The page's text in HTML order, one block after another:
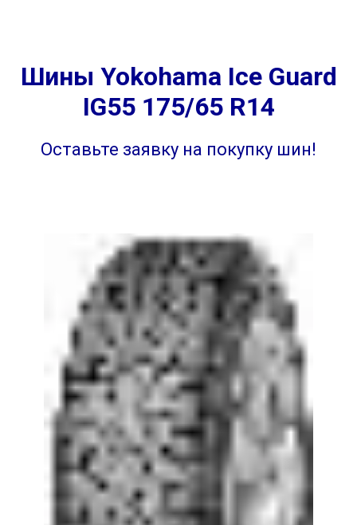
Шины Yokohama Ice Guard
IG55 175/65 R14
Оставьте заявку на покупку шин!